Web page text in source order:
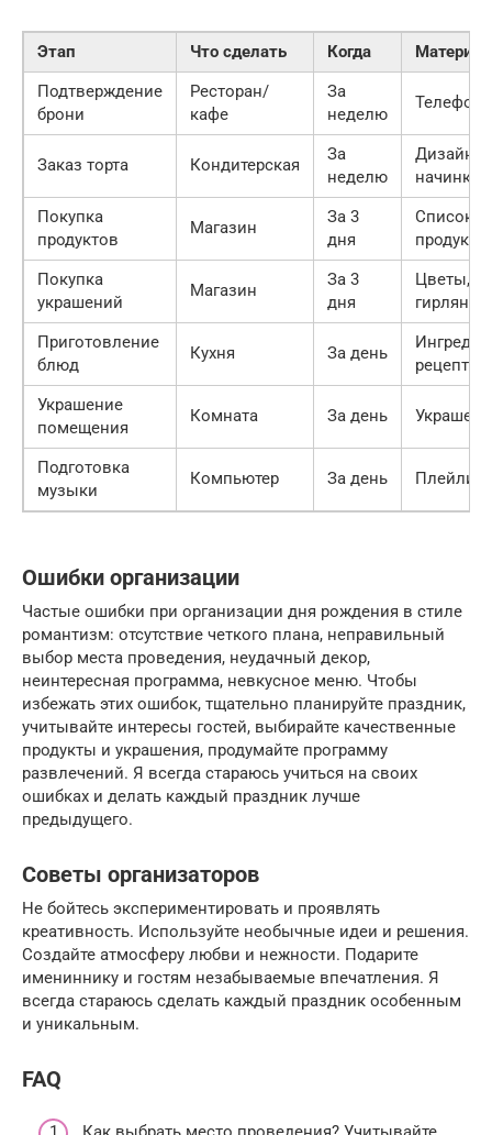
Этап Что сделать Когда
Подтверждение
брони
Ресторан/
кафе
За
неделю
Телефон
Заказ торта Кондитерская
За
неделю
Дизайн,
начинка
Покупка
продуктов
Магазин
За 3
дня
Список
Покупка
украшений
Магазин
За 3
дня
Цветы,
гирлянды
Приготовление
блюд
Кухня За день
рецепты
Украшение
помещения
Комната За день
Подготовка
музыки
Компьютер За день Плейлист
Ошибки организации
Частые ошибки при организации дня рождения в стиле
романтизм: отсутствие четкого плана, неправильный
выбор места проведения, неудачный декор,
неинтересная программа, невкусное меню. Чтобы
избежать этих ошибок, тщательно планируйте праздник,
учитывайте интересы гостей, выбирайте качественные
продукты и украшения, продумайте программу
развлечений. Я всегда стараюсь учиться на своих
ошибках и делать каждый праздник лучше
предыдущего.
Советы организаторов
Не бойтесь экспериментировать и проявлять
креативность. Используйте необычные идеи и решения.
Создайте атмосферу любви и нежности. Подарите
имениннику и гостям незабываемые впечатления. Я
всегда стараюсь сделать каждый праздник особенным
и уникальным.
FAQ